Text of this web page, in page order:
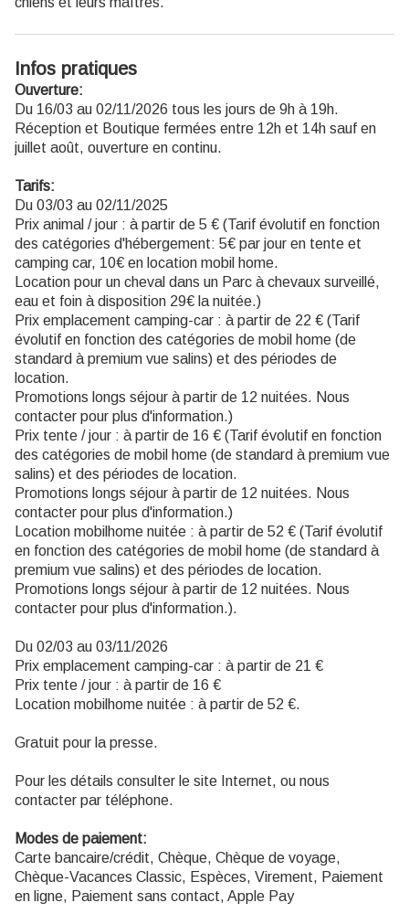
Infos pratiques
Ouverture:
Du 16/03 au 02/11/2026 tous les jours de 9h à 19h.
Réception et Boutique fermées entre 12h et 14h sauf en
juillet août, ouverture en continu.
Tarifs:
Du 03/03 au 02/11/2025
Prix animal / jour : à partir de 5 € (Tarif évolutif en fonction
des catégories d'hébergement: 5€ par jour en tente et
camping car, 10€ en location mobil home.
Location pour un cheval dans un Parc à chevaux surveillé,
eau et foin à disposition 29€ la nuitée.)
Prix emplacement camping-car : à partir de 22 € (Tarif
évolutif en fonction des catégories de mobil home (de
standard à premium vue salins) et des périodes de
location.
Promotions longs séjour à partir de 12 nuitées. Nous
contacter pour plus d'information.)
Prix tente / jour : à partir de 16 € (Tarif évolutif en fonction
des catégories de mobil home (de standard à premium vue
salins) et des périodes de location.
Promotions longs séjour à partir de 12 nuitées. Nous
contacter pour plus d'information.)
Location mobilhome nuitée : à partir de 52 € (Tarif évolutif
en fonction des catégories de mobil home (de standard à
premium vue salins) et des périodes de location.
Promotions longs séjour à partir de 12 nuitées. Nous
contacter pour plus d'information.).
Du 02/03 au 03/11/2026
Prix emplacement camping-car : à partir de 21 €
Prix tente / jour : à partir de 16 €
Location mobilhome nuitée : à partir de 52 €.
Gratuit pour la presse.
Pour les détails consulter le site Internet, ou nous
contacter par téléphone.
Modes de paiement:
Carte bancaire/crédit, Chèque, Chèque de voyage,
Chèque-Vacances Classic, Espèces, Virement, Paiement
en ligne, Paiement sans contact, Apple Pay